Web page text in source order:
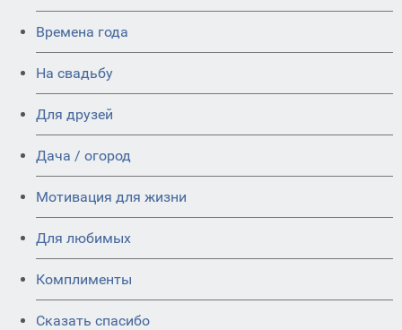
Времена года
На свадьбу
Для друзей
Дача / огород
Мотивация для жизни
Для любимых
Комплименты
Сказать спасибо